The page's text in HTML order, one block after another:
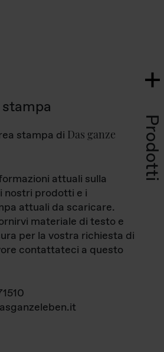
Prodotti
stampa di Das ganze
attuali sulla
nostri prodotti e i
attuali da scaricare.
materiale di testo e
per la vostra richiesta di
contattateci a questo